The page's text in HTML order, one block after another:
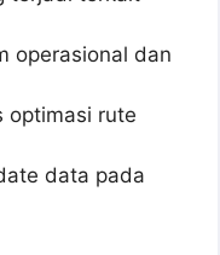
operasional dan
optimasi rute
data pada